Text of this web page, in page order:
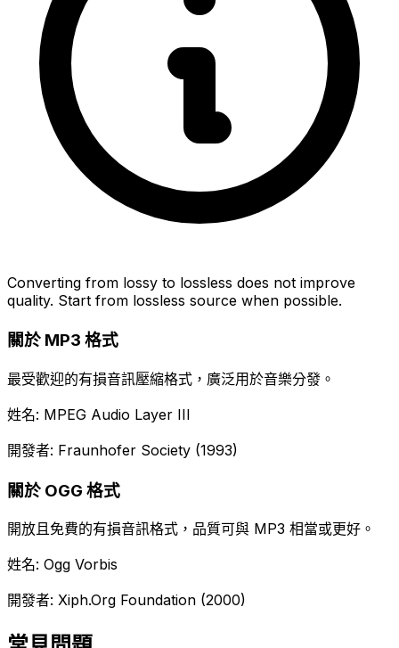
Converting from lossy to lossless does not improve
quality. Start from lossless source when possible.
關於 MP3 格式
最受歡迎的有損音訊壓縮格式，廣泛用於音樂分發。
姓名: MPEG Audio Layer III
開發者: Fraunhofer Society (1993)
關於 OGG 格式
開放且免費的有損音訊格式，品質可與 MP3 相當或更好。
姓名: Ogg Vorbis
開發者: Xiph.Org Foundation (2000)